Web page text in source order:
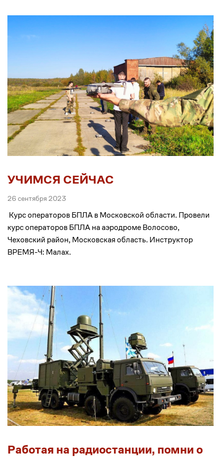
УЧИМСЯ СЕЙЧАС
26 сентября 2023
Курс операторов БПЛА в Московской области. Провели
курс операторов БПЛА на аэродроме Волосово,
Чеховский район, Московская область. Инструктор
ВРЕМЯ-Ч: Малах.
Работая на радиостанции, помни о